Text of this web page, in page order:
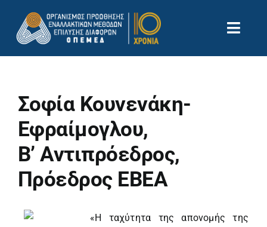
περιεχόμενο
Θέλω να γίνω Διαμεσολαβητής
Επικοινωνία
Αναζήτηση
για:
Σοφία Κουνενάκη-
Εφραίμογλου,
Β’ Αντιπρόεδρος,
Πρόεδρος ΕΒΕΑ
«Η ταχύτητα της απονομής της